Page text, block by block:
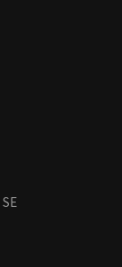
SE